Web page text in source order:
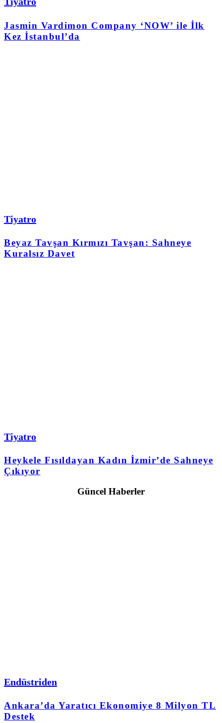
Jasmin Vardimon Company ‘NOW’ ile İlk
Kez İstanbul’da
Tiyatro
Beyaz Tavşan Kırmızı Tavşan: Sahneye
Kuralsız Davet
Tiyatro
Heykele Fısıldayan Kadın İzmir’de Sahneye
Çıkıyor
Güncel Haberler
Endüstriden
Ankara’da Yaratıcı Ekonomiye 8 Milyon TL
Destek